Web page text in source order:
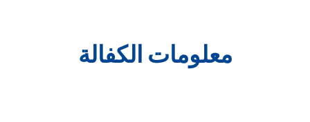
معلومات الكفالة